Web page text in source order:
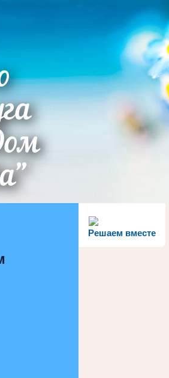
Решаем вместе